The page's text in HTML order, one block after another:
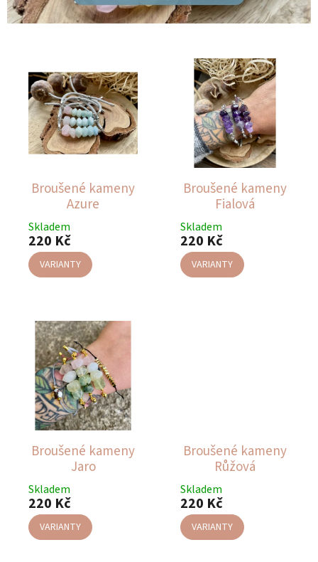
Broušené kameny
Azure
Skladem
220 Kč
VARIANTY
Broušené kameny
Fialová
Skladem
220 Kč
VARIANTY
Broušené kameny
Jaro
Skladem
220 Kč
VARIANTY
Broušené kameny
Růžová
Skladem
220 Kč
VARIANTY